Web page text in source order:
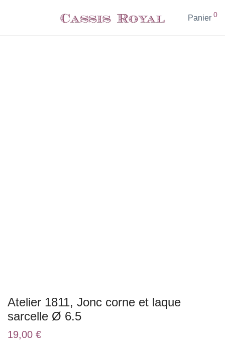
Panier 0
Atelier 1811, Jonc corne et laque
sarcelle Ø 6.5
19,00 €